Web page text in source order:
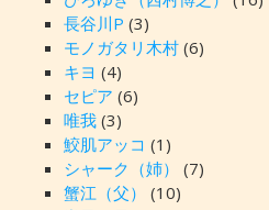
長谷川P (3)
モノガタリ木村(6)
キヨ (4)
セピア (6)
唯我(3)
鮫肌アッコ (1)
シャーク（姉）
(7)
蟹江（父）
(10)